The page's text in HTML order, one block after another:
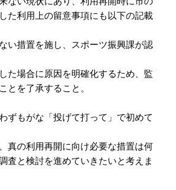
た利用上の留意事項にも以下の記載
い措置を施し、スポーツ振興課が認
た場合に原因を明確化するため、監
とを了承すること。
ずもがな「投げて打って」で初めて
真の利用再開に向け必要な措置は何
査と検討を進めていきたいと考えま